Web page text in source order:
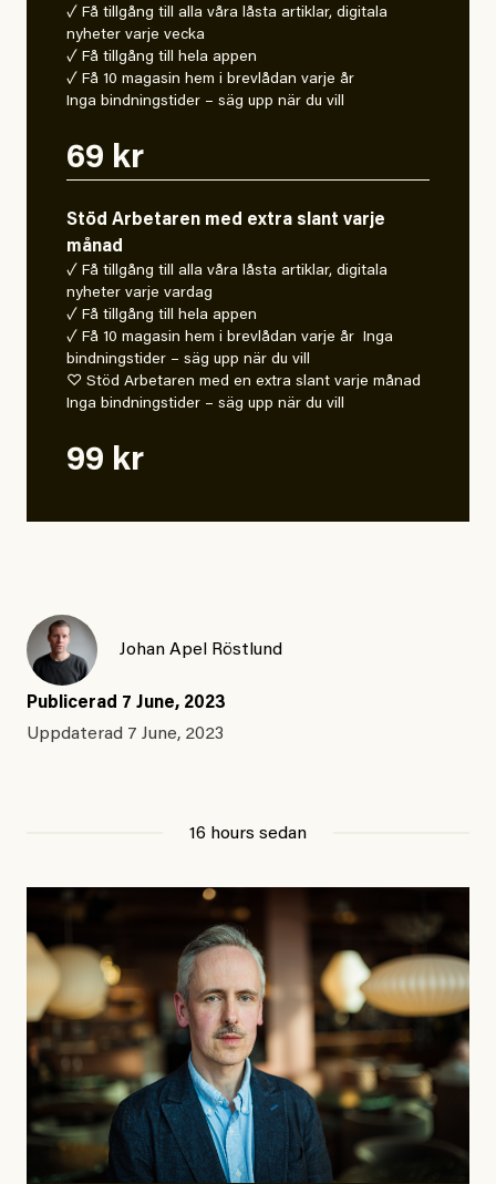
✓ Få tillgång till alla våra låsta artiklar, digitala
nyheter varje vecka
✓ Få tillgång till hela appen
✓ Få 10 magasin hem i brevlådan varje år
Inga bindningstider – säg upp när du vill
69 kr
Stöd Arbetaren med extra slant varje
månad
✓ Få tillgång till alla våra låsta artiklar, digitala
nyheter varje vardag
✓ Få tillgång till hela appen
✓ Få 10 magasin hem i brevlådan varje år Inga
bindningstider – säg upp när du vill
♡ Stöd Arbetaren med en extra slant varje månad
Inga bindningstider – säg upp när du vill
99 kr
Johan Apel Röstlund
Publicerad 7 June, 2023
Uppdaterad 7 June, 2023
16 hours sedan